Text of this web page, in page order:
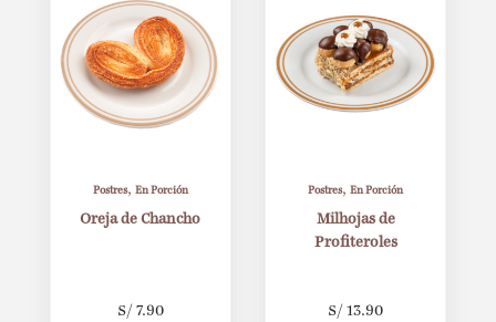
Postres, En Porción
Oreja de Chancho
S/ 7.90
Postres,En Porción
Milhojas de
Profiteroles
S/ 13.90